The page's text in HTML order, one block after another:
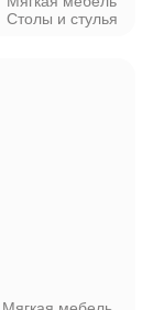
Столы и стулья